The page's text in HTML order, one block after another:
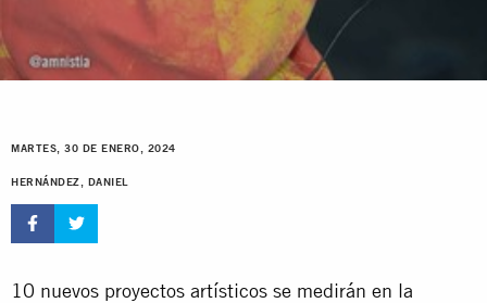
MARTES, 30 DE ENERO, 2024
HERNÁNDEZ, DANIEL
10 nuevos proyectos artísticos se medirán en la